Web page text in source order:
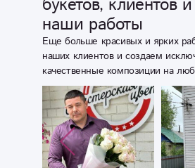
наши работы
Еще больше красивых и ярких
наших клиентов и создаем
качественные композиции на